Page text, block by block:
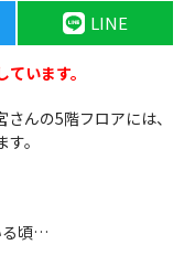
LINE
います。
んの5階フロアには、
。
る頃…